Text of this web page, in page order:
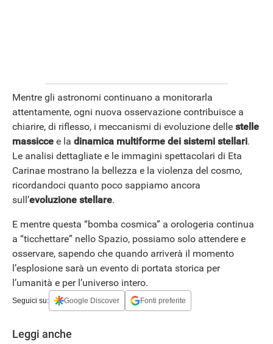
Mentre gli astronomi continuano a monitorarla
attentamente, ogni nuova osservazione contribuisce a
chiarire, di riflesso, i meccanismi di evoluzione delle stelle
massicce e la dinamica multiforme dei sistemi stellari.
Le analisi dettagliate e le immagini spettacolari di Eta
Carinae mostrano la bellezza e la violenza del cosmo,
ricordandoci quanto poco sappiamo ancora
sull’evoluzione stellare.
E mentre questa “bomba cosmica” a orologeria continua
a “ticchettare” nello Spazio, possiamo solo attendere e
osservare, sapendo che quando arriverà il momento
l’esplosione sarà un evento di portata storica per
l’umanità e per l’universo intero.
Seguici su: Google Discover Fonti preferite
Leggi anche